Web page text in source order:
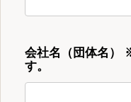
会社名（団体名）
す。